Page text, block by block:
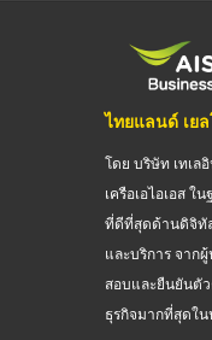
ไทยแลนด์ เยล
โดย บริษัท เทเ
เครือเอไอเอส
ที่ดีที่สุดด้านดิจิทั
และบริการ จาก
สอบและยืนยันตั
ธุรกิจมากที่สุดใน